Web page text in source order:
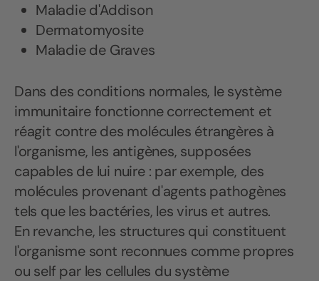
Maladie d'Addison
Dermatomyosite
Maladie de Graves
Dans des conditions normales, le système
immunitaire fonctionne correctement et
réagit contre des molécules étrangères à
l'organisme, les antigènes, supposées
capables de lui nuire : par exemple, des
molécules provenant d'agents pathogènes
tels que les bactéries, les virus et autres.
En revanche, les structures qui constituent
l'organisme sont reconnues comme propres
ou self par les cellules du système